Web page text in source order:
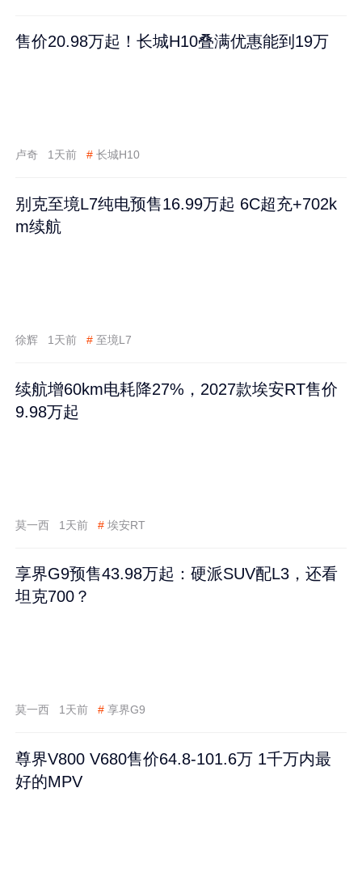
售价20.98万起！长城H10叠满优惠能到19万
卢奇 1天前 # 长城H10
别克至境L7纯电预售16.99万起 6C超充+702k
m续航
徐辉 1天前 # 至境L7
续航增60km电耗降27%，2027款埃安RT售价
9.98万起
莫一西 1天前 # 埃安RT
享界G9预售43.98万起：硬派SUV配L3，还看
坦克700？
莫一西 1天前 # 享界G9
尊界V800 V680售价64.8-101.6万 1千万内最
好的MPV